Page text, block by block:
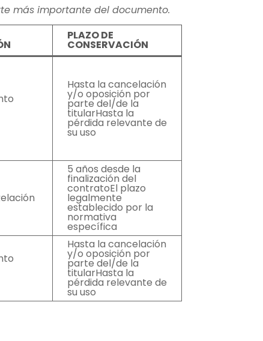
más importante del documento.
PLAZO DE
CONSERVACIÓN
Hasta la cancelación
y/o oposición por
parte del/de la
titularHasta la
pérdida relevante de
su uso
5 años desde la
finalización del
contratoEl plazo
legalmente
establecido por la
normativa
específica
Hasta la cancelación
y/o oposición por
parte del/de la
titularHasta la
pérdida relevante de
su uso